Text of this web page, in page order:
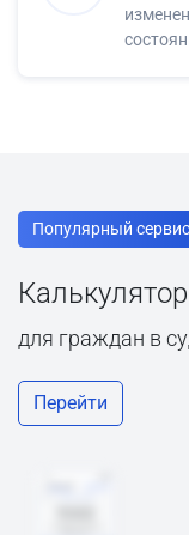
Популярный сервис
для граждан в
Перейти